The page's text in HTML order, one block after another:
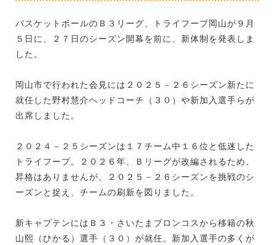
バスケットボールのＢ３リーグ、トライフープ岡山が９月
５日に、２７日のシーズン開幕を前に、新体制を発表しま
した。
岡山市で行われた会見には２０２５－２６シーズン新たに
就任した野村慧介ヘッドコーチ（３０）や新加入選手らが
出席しました。
２０２４－２５シーズンは１７チーム中１６位と低迷した
トライフープ。２０２６年、Ｂリーグが改編されるため、
昇格はありませんが、２０２５－２６シーズンを挑戦のシ
ーズンと捉え、チームの刷新を図りました。
新キャプテンにはＢ３・さいたまブロンコスから移籍の秋
山熙（ひかる）選手（３０）が就任。新加入選手の多くが